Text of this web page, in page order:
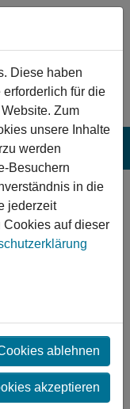
Diese haben
für die
Zum
unsere Inhalte
werden
Besuchern
in die
jederzeit
Cookies auf dieser
ablehnen
akzeptieren